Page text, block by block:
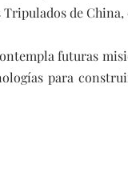
Tripulados de
futuras
para